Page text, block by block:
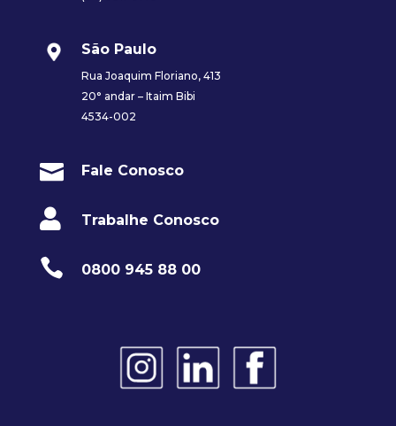
São Paulo
Rua Joaquim Floriano, 413
20° andar – Itaim Bibi
4534-002
 Fale Conosco
 Trabalhe Conosco
 0800 945 88 00